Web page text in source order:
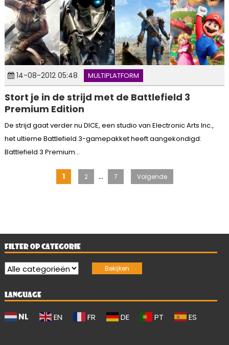
14-08-2012 05:48 MULTIPLATFORM
Stort je in de strijd met de Battlefield 3
Premium Edition
De strijd gaat verder nu DICE, een studio van Electronic Arts Inc.,
het ultieme Battlefield 3-gamepakket heeft aangekondigd:
Battlefield 3 Premium...
Berichten
1 2 … 7 Volgende
FILTER OP CATEGORIE
LANGUAGE
NL EN FR DE PT ES